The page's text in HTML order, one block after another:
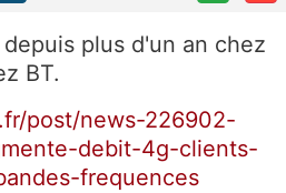
plus d'un an chez
BT.
post/news-226902-
debit-4g-clients-
frequences